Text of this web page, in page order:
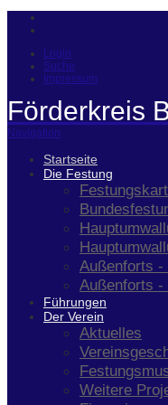
Login
Suche
Impressum
Förderkreis
Navigation
Startseite
Die Festung
Außenforts -
Außenforts -
Führungen
Der Verein
Aktuelles
Weitere